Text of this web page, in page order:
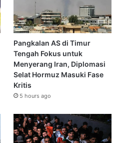
Pangkalan AS di Timur
Tengah Fokus untuk
Menyerang Iran, Diplomasi
Selat Hormuz Masuki Fase
Kritis
5 hours ago